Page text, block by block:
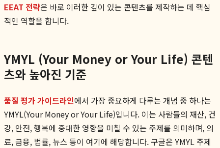
EEAT 전략은 바로 이러한 깊이 있는 콘텐츠를 제작하는 데 핵심
적인 역할을 합니다.
YMYL (Your Money or Your Life) 콘텐
츠와 높아진 기준
품질 평가 가이드라인에서 가장 중요하게 다루는 개념 중 하나는
YMYL(Your Money or Your Life)입니다. 이는 사람들의 재산, 건
강, 안전, 행복에 중대한 영향을 미칠 수 있는 주제를 의미하며, 의
료, 금융, 법률, 뉴스 등이 여기에 해당합니다. 구글은 YMYL 주제